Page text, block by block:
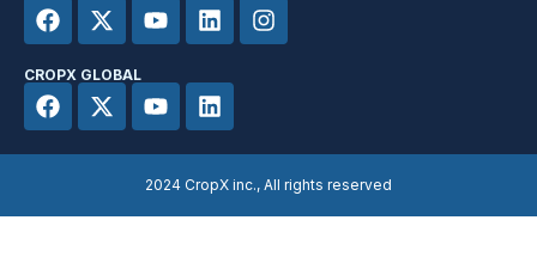
CROPX GLOBAL
2024 CropX inc., All rights reserved​